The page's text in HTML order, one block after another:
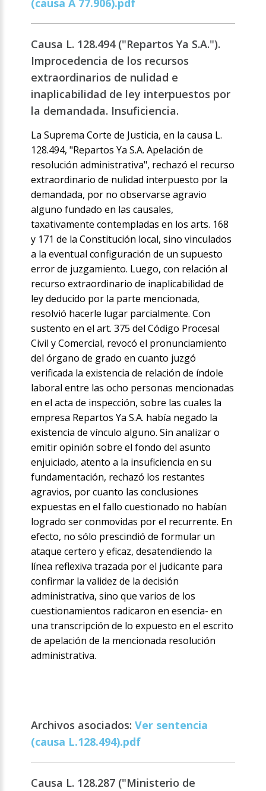
(causa A 77.906).pdf
Causa L. 128.494 ("Repartos Ya S.A.").
Improcedencia de los recursos
extraordinarios de nulidad e
inaplicabilidad de ley interpuestos por
la demandada. Insuficiencia.
La Suprema Corte de Justicia, en la causa L.
128.494, "Repartos Ya S.A. Apelación de
resolución administrativa", rechazó el recurso
extraordinario de nulidad interpuesto por la
demandada, por no observarse agravio
alguno fundado en las causales,
taxativamente contempladas en los arts. 168
y 171 de la Constitución local, sino vinculados
a la eventual configuración de un supuesto
error de juzgamiento. Luego, con relación al
recurso extraordinario de inaplicabilidad de
ley deducido por la parte mencionada,
resolvió hacerle lugar parcialmente. Con
sustento en el art. 375 del Código Procesal
Civil y Comercial, revocó el pronunciamiento
del órgano de grado en cuanto juzgó
verificada la existencia de relación de índole
laboral entre las ocho personas mencionadas
en el acta de inspección, sobre las cuales la
empresa Repartos Ya S.A. había negado la
existencia de vínculo alguno. Sin analizar o
emitir opinión sobre el fondo del asunto
enjuiciado, atento a la insuficiencia en su
fundamentación, rechazó los restantes
agravios, por cuanto las conclusiones
expuestas en el fallo cuestionado no habían
logrado ser conmovidas por el recurrente. En
efecto, no sólo prescindió de formular un
ataque certero y eficaz, desatendiendo la
línea reflexiva trazada por el judicante para
confirmar la validez de la decisión
administrativa, sino que varios de los
cuestionamientos radicaron en esencia- en
una transcripción de lo expuesto en el escrito
de apelación de la mencionada resolución
administrativa.
Archivos asociados:Ver sentencia
(causa L.128.494).pdf
Causa L. 128.287 ("Ministerio de